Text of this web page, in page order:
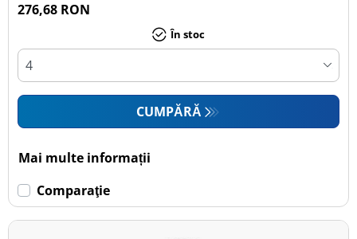
276,68 RON
În stoc
CUMPĂRĂ
Mai multe informații
Comparaţie